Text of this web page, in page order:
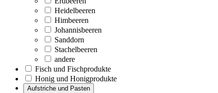
Heidelbeeren
Himbeeren
Johannisbeeren
Sanddorn
Stachelbeeren
andere
Fisch und Fischprodukte
Honig und Honigprodukte
Aufstriche und Pasten